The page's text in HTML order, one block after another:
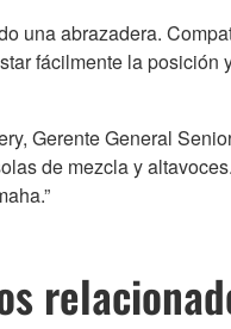
una abrazadera.
fácilmente la
Gerente General
de mezcla y